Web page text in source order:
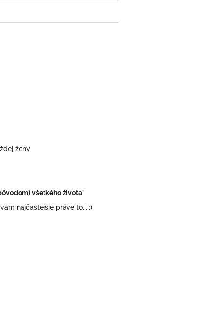
ženy
všetkého života”
najčastejšie práve to... :)